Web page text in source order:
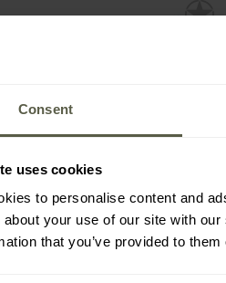
Consent
uses cookies
to personalise content and
about your use of our site with
that you’ve provided to
Bâtons de trekking Horizon
Alu Rockland
Expédition : Immédiate